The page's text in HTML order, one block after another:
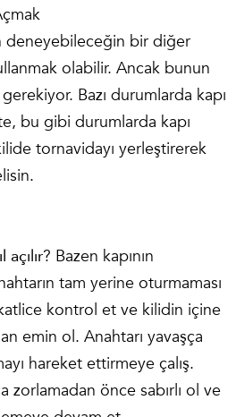
deneyebileceğin bir diğer
olabilir. Ancak bunun
Bazı durumlarda kapı
bu gibi durumlarda kapı
tornavidayı yerleştirerek
açılır? Bazen kapının
tam yerine oturmaması
kontrol et ve kilidin içine
emin ol. Anahtarı yavaşça
hareket ettirmeye çalış.
zorlamadan önce sabırlı ol ve